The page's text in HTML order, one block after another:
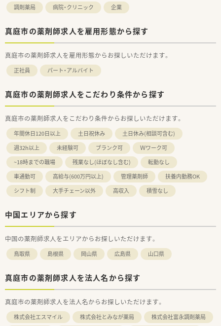
調剤薬局 病院・クリニック 企業
真庭市の薬剤師求人を雇用形態から探す
真庭市の薬剤師求人を雇用形態からお探しいただけます。
正社員 パート・アルバイト
真庭市の薬剤師求人をこだわり条件から探す
真庭市の薬剤師求人をこだわり条件からお探しいただけます。
年間休日120日以上 土日祝休み
土日休み(相談可含む)
週32h以上
未経験可 ブランク可
Ｗワーク可
~18時までの職場
残業なし(ほぼなし含む)
転勤なし
車通勤可
高給与(600万円以上) 管理薬剤師
扶養内勤務OK
シフト制
大手チェーン以外 高収入 積雪なし
中国エリアから探す
中国の薬剤師求人をエリアからお探しいただけます。
鳥取県 島根県 岡山県 広島県 山口県
真庭市の薬剤師求人を法人名から探す
真庭市の薬剤師求人を法人名からお探しいただけます。
株式会社エスマイル 株式会社とみなが薬局
株式会社富永調剤薬局